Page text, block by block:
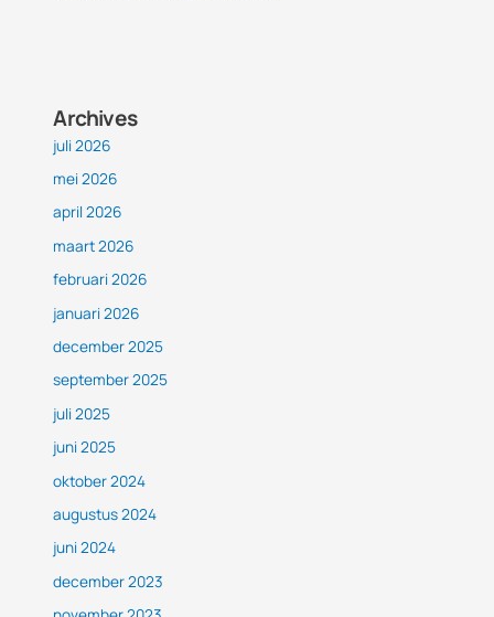
Archives
juli 2026
mei 2026
april 2026
maart 2026
februari 2026
januari 2026
december 2025
september 2025
juli 2025
juni 2025
oktober 2024
augustus 2024
juni 2024
december 2023